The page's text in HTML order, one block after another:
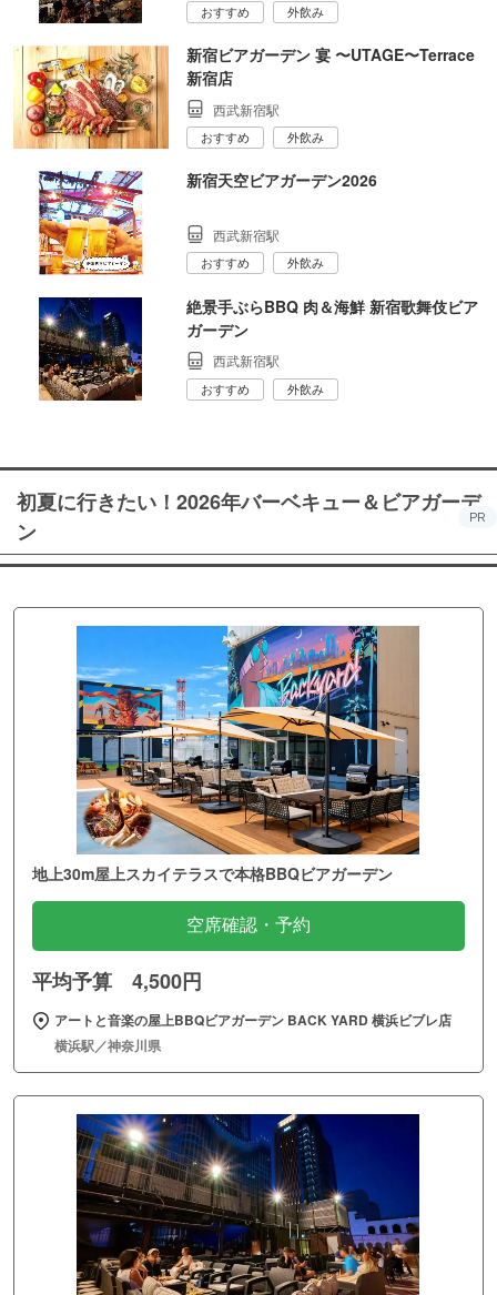
おすすめ 外飲み
新宿ビアガーデン 宴 〜UTAGE〜Terrace
新宿店
西武新宿駅
おすすめ 外飲み
新宿天空ビアガーデン2026
西武新宿駅
おすすめ 外飲み
絶景手ぶらBBQ 肉＆海鮮 新宿歌舞伎ビア
ガーデン
西武新宿駅
おすすめ 外飲み
初夏に行きたい！2026年バーベキュー＆ビアガーデ
ン
PR
地上30m屋上スカイテラスで本格BBQビアガーデン
空席確認・予約
平均予算 4,500円
アートと音楽の屋上BBQビアガーデン BACK YARD 横浜ビブレ店
横浜駅／神奈川県